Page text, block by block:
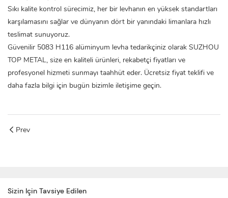
Sıkı kalite kontrol sürecimiz, her bir levhanın en yüksek standartları
karşılamasını sağlar ve dünyanın dört bir yanındaki limanlara hızlı
teslimat sunuyoruz.
Güvenilir 5083 H116 alüminyum levha tedarikçiniz olarak SUZHOU
TOP METAL, size en kaliteli ürünleri, rekabetçi fiyatları ve
profesyonel hizmeti sunmayı taahhüt eder. Ücretsiz fiyat teklifi ve
daha fazla bilgi için bugün bizimle iletişime geçin.
Prev
Sizin Için Tavsiye Edilen